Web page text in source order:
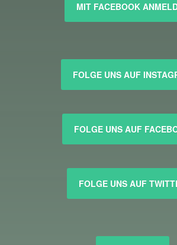
MIT FACEBOOK
FOLGE UNS AUF
FOLGE UNS AUF
FOLGE UNS AUF